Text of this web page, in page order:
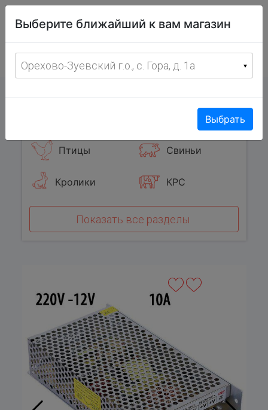
фермерских
товаров
с 8:00 до 19:00 ежедневно
Птицы Свиньи
Кролики КРС
Показать все разделы
Выберите ближайший к вам магазин
Орехово-Зуевский г.о., с. Гора, д. 1а
Выбрать